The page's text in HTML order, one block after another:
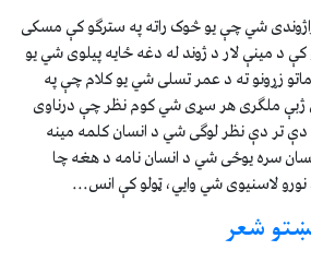
شي چې یو څوک راته په سترګو کې مسکی
د مینې لار د ژوند له دغه ځایه پیلوی شي یو
زړونو ته د عمر تسلی شي یو کلام چې په
ملګری هر سړی شي کوم نظر چې درناوی
تر دې نظر لوګی شي د انسان کلمه مینه
سره یوځی شي د انسان نامه د هغه چا
لاسنیوی شي وايي، ټولو کې انس...
شعر